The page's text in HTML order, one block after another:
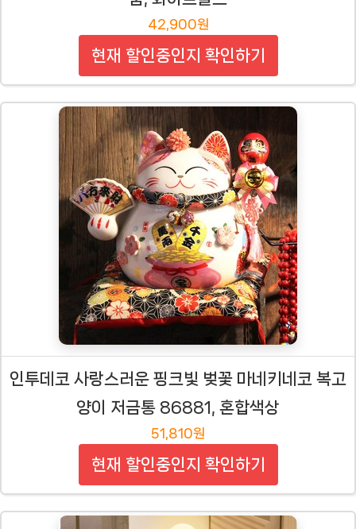
42,900원
현재 할인중인지 확인하기
인투데코 사랑스러운 핑크빛 벚꽃 마네키네코 복고
양이 저금통 86881, 혼합색상
51,810원
현재 할인중인지 확인하기